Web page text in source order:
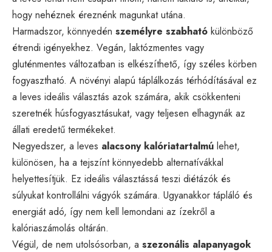
hogy nehéznek éreznénk magunkat utána.
Harmadszor, könnyedén személyre szabható különböző
étrendi igényekhez. Vegán, laktózmentes vagy
gluténmentes változatban is elkészíthető, így széles körben
fogyasztható. A növényi alapú táplálkozás térhódításával ez
a leves ideális választás azok számára, akik csökkenteni
szeretnék húsfogyasztásukat, vagy teljesen elhagynák az
állati eredetű termékeket.
Negyedszer, a leves alacsony kalóriatartalmú lehet,
különösen, ha a tejszínt könnyedebb alternatívákkal
helyettesítjük. Ez ideális választássá teszi diétázók és
súlyukat kontrollálni vágyók számára. Ugyanakkor tápláló és
energiát adó, így nem kell lemondani az ízekről a
kalóriaszámolás oltárán.
Végül, de nem utolsósorban, a szezonális alapanyagok